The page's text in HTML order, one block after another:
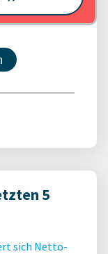
5
sich Netto-